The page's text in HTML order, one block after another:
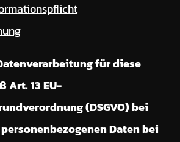
für diese
Art. 13 EU-
(DSGVO) bei
Daten bei